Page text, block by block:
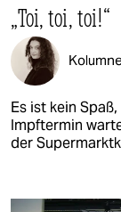
„Toi, toi, toi!“
Es ist kein
Impftermin
der